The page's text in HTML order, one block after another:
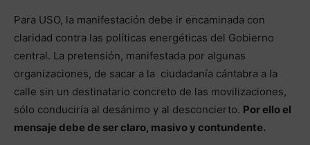
Para USO, la manifestación debe ir encaminada con
claridad contra las políticas energéticas del Gobierno
central. La pretensión, manifestada por algunas
organizaciones, de sacar a la ciudadanía cántabra a la
calle sin un destinatario concreto de las movilizaciones,
sólo conduciría al desánimo y al desconcierto. Por ello el
mensaje debe de ser claro, masivo y contundente.